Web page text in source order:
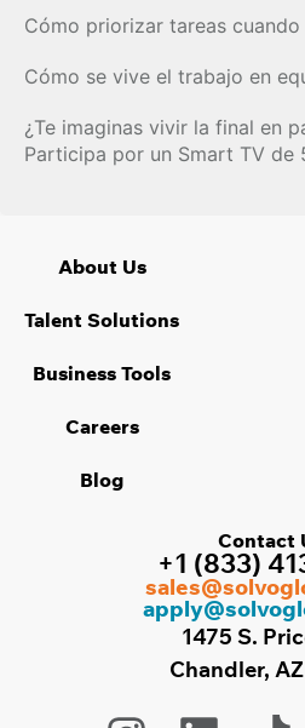
Cómo priorizar tareas
Cómo se vive el trabajo en
¿Te imaginas vivir la final en
Participa por un Smart TV de
About Us
Talent Solutions
Business Tools
Careers
Blog
Contact
+1 (833)
1475 S.
Chandler,